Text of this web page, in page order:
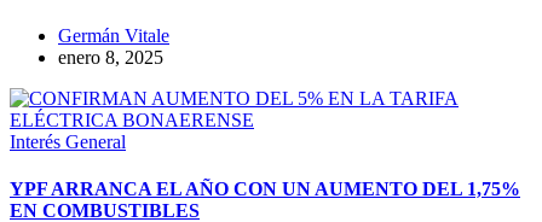
Germán Vitale
enero 8, 2025
Interés General
YPF ARRANCA EL AÑO CON UN AUMENTO DEL 1,75%
EN COMBUSTIBLES